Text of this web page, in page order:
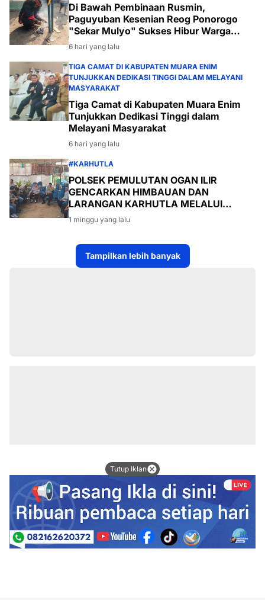
Di Bawah Pembinaan Rusmin,
Paguyuban Kesenian Reog Ponorogo
"Sekar Mulyo" Sukses Hibur Warga
Desa Payabakal
6 hari yang lalu
TIGA CAMAT DI KABUPATEN MUARA ENIM
TUNJUKKAN DEDIKASI TINGGI DALAM MELAYANI
MASYARAKAT
Tiga Camat di Kabupaten Muara Enim
Tunjukkan Dedikasi Tinggi dalam
Melayani Masyarakat
6 hari yang lalu
#KARHUTLA
POLSEK PEMULUTAN OGAN ILIR
GENCARKAN HIMBAUAN DAN
LARANGAN KARHUTLA MELALUI
PROGRAM TSKD (TOURING SAMBANG
KE DESA-DESA
1 minggu yang lalu
Tampilkan lebih banyak
Tutup Iklan